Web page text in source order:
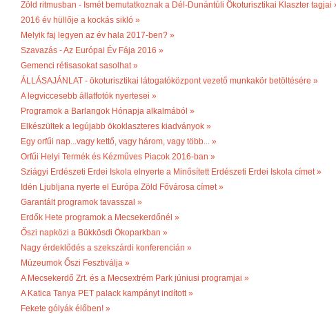
Zöld ritmusban - Ismét bemutatkoznak a Dél-Dunántúli Ökoturisztikai Klaszter tagjai
2016 év hüllője a kockás sikló »
Melyik faj legyen az év hala 2017-ben? »
Szavazás - Az Európai Év Fája 2016 »
Gemenci rétisasokat sasolhat »
ÁLLÁSAJÁNLAT - ökoturisztikai látogatóközpont vezető munkakör betöltésére »
A legviccesebb állatfotók nyertesei »
Programok a Barlangok Hónapja alkalmából »
Elkészültek a legújabb ökoklaszteres kiadványok »
Egy orfűi nap...vagy kettő, vagy három, vagy több... »
Orfűi Helyi Termék és Kézműves Piacok 2016-ban »
Sziágyi Erdészeti Erdei Iskola elnyerte a Minősített Erdészeti Erdei Iskola címet »
Idén Ljubljana nyerte el Európa Zöld Fővárosa címet »
Garantált programok tavasszal »
Erdők Hete programok a Mecsekerdőnél »
Őszi napközi a Bükkösdi Ökoparkban »
Nagy érdeklődés a szekszárdi konferencián »
Múzeumok Őszi Fesztiválja »
A Mecsekerdő Zrt. és a Mecsextrém Park júniusi programjai »
A Katica Tanya PET palack kampányt indított »
Fekete gólyák élőben! »